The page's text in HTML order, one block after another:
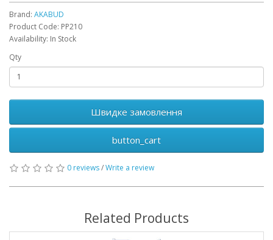
Brand: AKABUD
Product Code: PP210
Availability: In Stock
Qty
Швидке замовлення
button_cart
0 reviews/Write a review
Related Products